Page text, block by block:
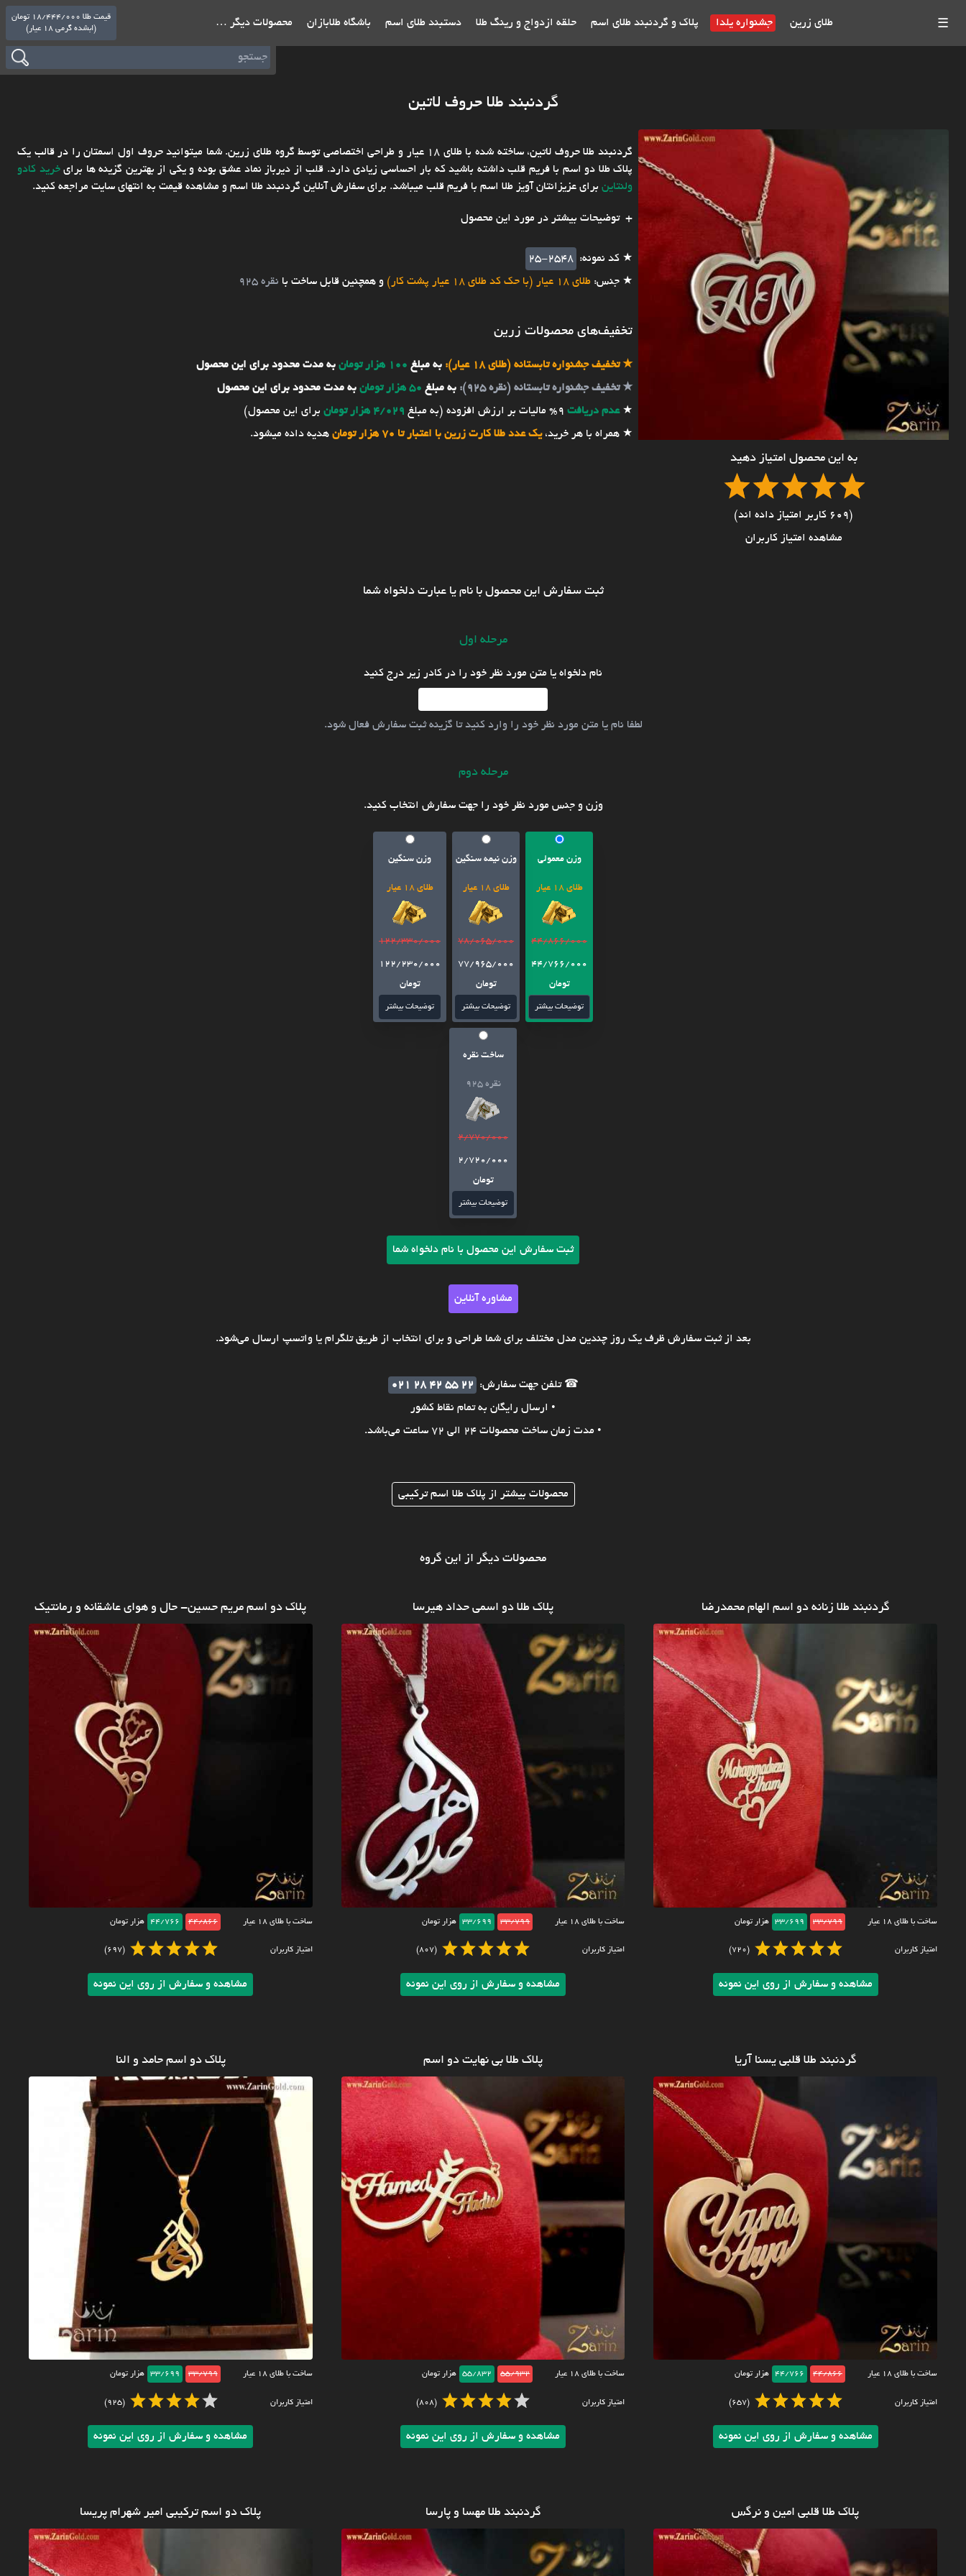
☰ طلای زرین جشنواره یلدا پلاک و گردنبند طلای اسم حلقه ازدواج و رینگ طلا دستبند طلای اسم باشگاه طلابازان محصولات دیگر …
قیمت طلا 18/444/000 تومان
(ابشده گرمی 18 عیار)
گردنبند طلا حروف لاتین
به این محصول امتیاز دهید
(609 کاربر امتیاز داده اند)
مشاهده امتیاز کاربران
گردنبند طلا حروف لاتین، ساخته شده با طلای 18 عیار و طراحی اختصاصی توسط گروه طلای زرین. شما میتوانید حروف اول اسمتان را در قالب یک
پلاک طلا دو اسم با فریم قلب داشته باشید که بار احساسی زیادی دارد. قلب از دیرباز نماد عشق بوده و یکی از بهترین گزینه ها برایخرید کادو
ولنتاین برای عزیزانتان آویز طلا اسم با فریم قلب میباشد. برای سفارش آنلاین گردنبند طلا اسم و مشاهده قیمت به انتهای سایت مراجعه کنید.
توضیحات بیشتر در مورد این محصول
★ کد نمونه: 25-2548
★ جنس: طلای 18 عیار (با حک کد طلای 18 عیار پشت کار) و همچنین قابل ساخت با نقره 925
تخفیف‌های محصولات زرین
★تخفیف جشنواره تابستانه (طلای 18 عیار): به مبلغ 100 هزار تومان
به مدت محدود برای این محصول
★تخفیف جشنواره تابستانه (نقره 925): به مبلغ 50 هزار تومان
به مدت محدود برای این محصول
★عدم دریافت 9% مالیات بر ارزش افزوده (به مبلغ 4/029 هزار تومان
برای این محصول)
★ همراه با هر خرید،یک عدد طلا کارت زرین با اعتبار تا 70 هزار تومان هدیه داده میشود.
ثبت سفارش این محصول با نام یا عبارت دلخواه شما
مرحله اول
نام دلخواه یا متن مورد نظر خود را در کادر زیر درج کنید
لطفا نام یا متن مورد نظر خود را وارد کنید تا گزینه ثبت سفارش فعال شود.
مرحله دوم
وزن و جنس مورد نظر خود را جهت سفارش انتخاب کنید.
وزن معمولی
طلای 18 عیار
44/866/000
44/766/000
تومان
توضیحات بیشتر
وزن نیمه سنگین
طلای 18 عیار
78/065/000
77/965/000
تومان
توضیحات بیشتر
وزن سنگین
طلای 18 عیار
122/330/000
122/230/000
تومان
توضیحات بیشتر
ساخت نقره
نقره 925
2/770/000
2/720/000
تومان
توضیحات بیشتر
ثبت سفارش این محصول با نام دلخواه شما
مشاوره آنلاین
بعد از ثبت سفارش ظرف یک روز چندین مدل مختلف برای شما طراحی و برای انتخاب از طریق تلگرام یا واتسپ ارسال می‌شود.
☎ تلفن جهت سفارش:
021 28 42 55 22
• ارسال رایگان به تمام نقاط کشور
• مدت زمان ساخت محصولات 24 الی 72 ساعت می‌باشد.
محصولات بیشتر از پلاک طلا اسم ترکیبی
محصولات دیگر از این گروه
گردنبند طلا زنانه دو اسم الهام محمدرضا
ساخت با طلای ۱۸ عیار 33/799
33/699 هزار تومان
امتیاز کاربران (720)
مشاهده و سفارش از روی این نمونه
پلاک طلا دو اسمی حداد هیرسا
ساخت با طلای ۱۸ عیار 33/799
33/699 هزار تومان
امتیاز کاربران (807)
مشاهده و سفارش از روی این نمونه
پلاک دو اسم مریم حسین- حال و هوای عاشقانه و رمانتیک
ساخت با طلای ۱۸ عیار 44/866
44/766 هزار تومان
امتیاز کاربران (697)
مشاهده و سفارش از روی این نمونه
گردنبند طلا قلبی یسنا آریا
ساخت با طلای ۱۸ عیار 44/866
44/766 هزار تومان
امتیاز کاربران (657)
مشاهده و سفارش از روی این نمونه
پلاک طلا بی نهایت دو اسم
ساخت با طلای ۱۸ عیار 55/932
55/832 هزار تومان
امتیاز کاربران (808)
مشاهده و سفارش از روی این نمونه
پلاک دو اسم حامد و النا
ساخت با طلای ۱۸ عیار 33/799
33/699 هزار تومان
امتیاز کاربران (925)
مشاهده و سفارش از روی این نمونه
پلاک طلا قلبی امین و نرگس گردنبند طلا مهسا و پارسا پلاک دو اسم ترکیبی امیر شهرام پریسا